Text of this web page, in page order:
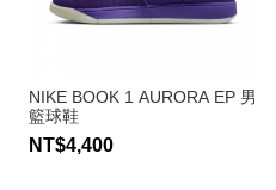
NIKE BOOK 1 AURORA EP 男
籃球鞋
NT$4,400